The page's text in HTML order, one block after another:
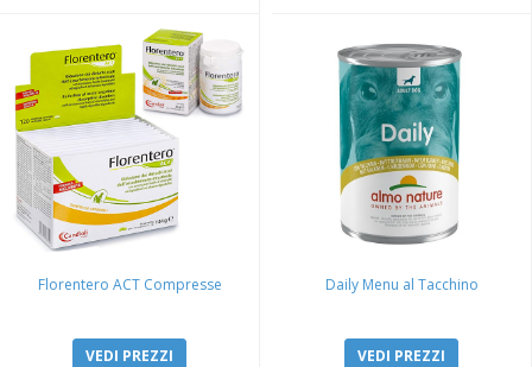
Florentero ACT Compresse
VEDI PREZZI
Daily Menu al Tacchino
VEDI PREZZI